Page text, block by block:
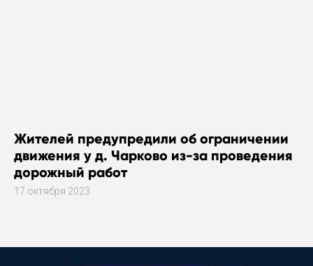
Жителей предупредили об ограничении
движения у д. Чарково из-за проведения
дорожный работ
17 октября 2023